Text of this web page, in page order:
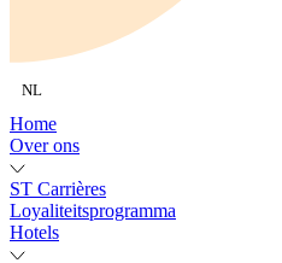
NL
Home
Over ons
ST Carrières
Loyaliteitsprogramma
Hotels